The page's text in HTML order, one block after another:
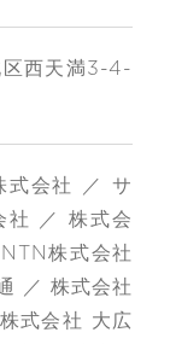
区西天満3-4-
式会社 ／ サ
社 ／ 株式会
株式会社
／ 株式会社
式会社 大広